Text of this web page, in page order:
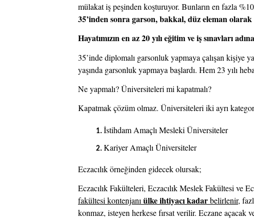
mülakat iş peşinden koşturuyor. Bunların en fazla
35’inden sonra garson, bakkal, düz eleman olarak
Hayatımızın en az 20 yılı eğitim ve iş sınavları
35’inde diplomalı garsonluk yapmaya çalışan kişiye
yaşında garsonluk yapmaya başlardı. Hem 23 yılı
Ne yapmalı? Üniversiteleri mi kapatmalı?
Kapatmak çözüm olmaz. Üniversiteleri iki ayrı
İstihdam Amaçlı Mesleki Üniversiteler
Kariyer Amaçlı Üniversiteler
Eczacılık örneğinden gidecek olursak;
Eczacılık Fakülteleri, Eczacılık Meslek Fakültesi ve
fakültesi kontenjanı ülke ihtiyacı kadar belirlenir,
konmaz, isteyen herkese fırsat verilir. Eczane açacak